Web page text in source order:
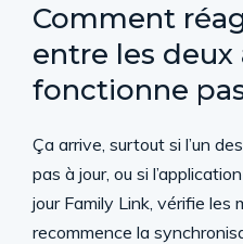
Comment
entre les deux
fonctionne
Ça arrive, surtout si l’un des
pas à jour, ou si
jour Family Link, vérifie les
recommence la